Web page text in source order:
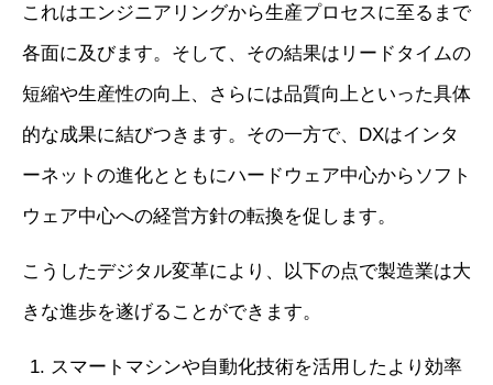
これはエンジニアリングから生産プロセスに至るまで
各面に及びます。そして、その結果はリードタイムの
短縮や生産性の向上、さらには品質向上といった具体
的な成果に結びつきます。その一方で、DXはインタ
ーネットの進化とともにハードウェア中心からソフト
ウェア中心への経営方針の転換を促します。
こうしたデジタル変革により、以下の点で製造業は大
きな進歩を遂げることができます。
スマートマシンや自動化技術を活用したより効率